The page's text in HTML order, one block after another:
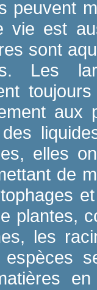
peuvent
vie est
sont
Les
aux
elles
de
plantes,
les
espèces